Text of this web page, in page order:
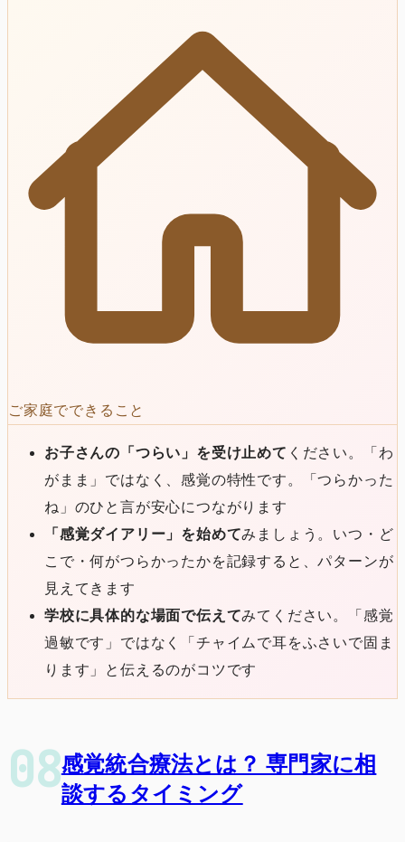
ご家庭でできること
お子さんの「つらい」を受け止めて ください。「わ
がまま」ではなく、感覚の特性です。「つらかった
ね」のひと言が安心につながります
「感覚ダイアリー」を始めてみましょう。いつ・ど
こで・何がつらかったかを記録すると、パターンが
見えてきます
学校に具体的な場面で伝えてみてください。「感覚
過敏です」ではなく「チャイムで耳をふさいで固ま
ります」と伝えるのがコツです
感覚統合療法とは？ 専門家に相
談するタイミング